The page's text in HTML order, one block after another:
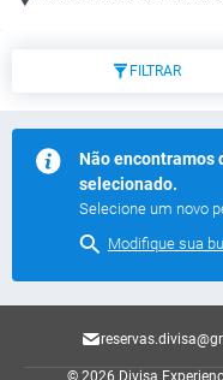
FILTRAR
Não encontramos
selecionado.
Selecione um novo
Modifique sua
© 2026 Divisa